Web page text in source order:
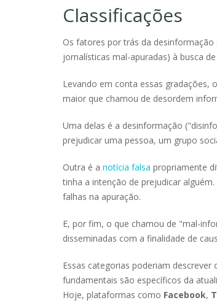
Classificações
Os fatores por trás da
jornalísticas mal-apuradas) à busca
Levando em conta essas gradações, o
maior que chamou de desordem
Uma delas é a desinformação
prejudicar uma pessoa, um grupo
Outra é a notícia falsa propriamente
tinha a intenção de prejudicar
falhas na apuração.
E, por fim, o que chamou de "mal-
disseminadas com a finalidade de
Essas categorias poderiam descrever
fundamentais são específicos da
Hoje, plataformas como Facebook,